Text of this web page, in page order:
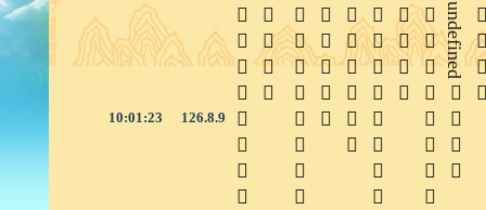
10:01:24 126.8.9

 undefined





